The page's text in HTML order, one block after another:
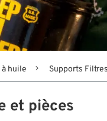
huile Supports
et pièces